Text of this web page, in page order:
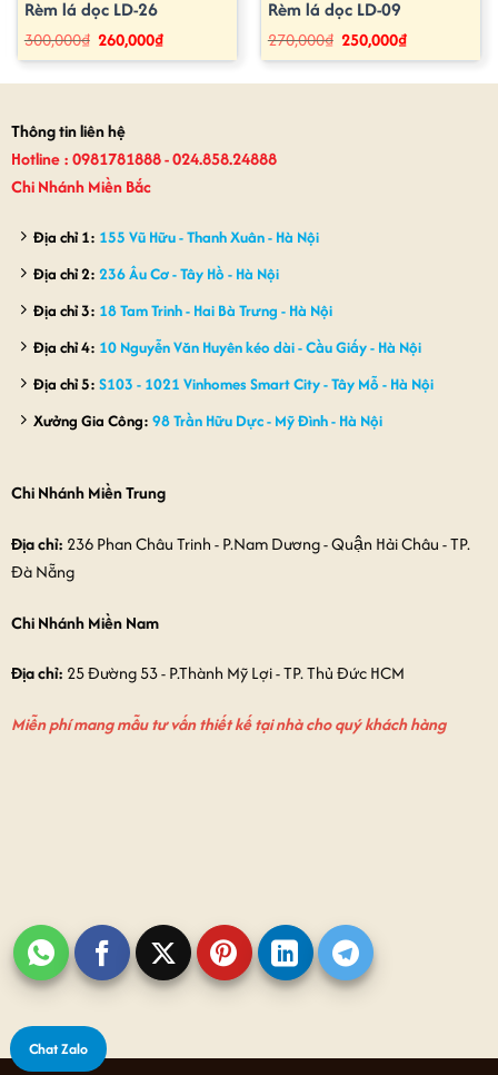
Rèm lá dọc LD-26
300,000₫ Giá
gốc
là:
300,000₫.
260,000₫Giá
hiện
tại
là:
Rèm lá dọc LD-09
270,000₫ Giá
gốc
là:
270,000₫.
250,000₫Giá
hiện
tại
là:
Thông tin liên hệ
Hotline : 0981781888 - 024.858.24888
Chi Nhánh Miền Bắc
Địa chỉ 1: 155 Vũ Hữu - Thanh Xuân - Hà Nội
Địa chỉ 2: 236 Âu Cơ - Tây Hồ - Hà Nội
Địa chỉ 3: 18 Tam Trinh - Hai Bà Trưng - Hà Nội
Địa chỉ 4: 10 Nguyễn Văn Huyên kéo dài - Cầu Giấy - Hà Nội
Địa chỉ 5: S103 - 1021 Vinhomes Smart City - Tây Mỗ - Hà Nội
Xưởng Gia Công: 98 Trần Hữu Dực - Mỹ Đình - Hà Nội
Chi Nhánh Miền Trung
Địa chỉ: 236 Phan Châu Trinh - P.Nam Dương - Quận Hải Châu - TP.
Đà Nẵng
Chi Nhánh Miền Nam
Địa chỉ: 25 Đường 53 - P.Thành Mỹ Lợi - TP. Thủ Đức HCM
Miễn phí mang mẫu tư vấn thiết kế tại nhà cho quý khách hàng
Chat Zalo